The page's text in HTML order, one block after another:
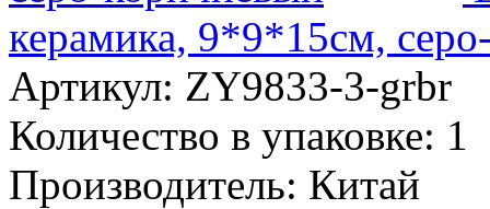
керамика, 9*9*15см,
Артикул: ZY9833-3-grbr
Количество в упаковке: 1
Производитель: Китай